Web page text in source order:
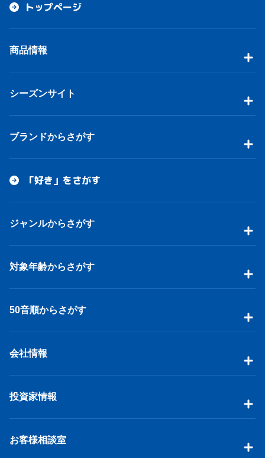
トップページ
商品情報
シーズンサイト
ブランドからさがす
「好き」をさがす
ジャンルからさがす
対象年齢からさがす
50音順からさがす
会社情報
投資家情報
お客様相談室